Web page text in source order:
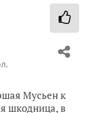
Мусьен к
шкодница, в